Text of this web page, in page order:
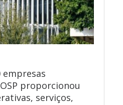
empresas
proporcionou
serviços,